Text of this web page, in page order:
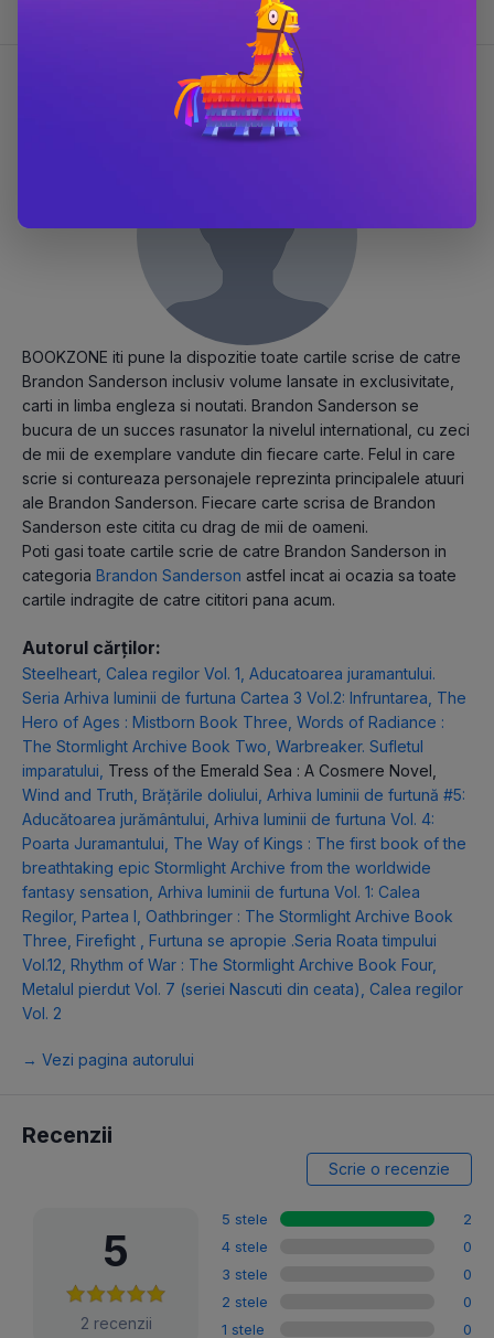
Despre Brandon Sanderson
BOOKZONE iti pune la dispozitie toate cartile scrise de catre
Brandon Sanderson inclusiv volume lansate in exclusivitate,
carti in limba engleza si noutati. Brandon Sanderson se
bucura de un succes rasunator la nivelul international, cu zeci
de mii de exemplare vandute din fiecare carte. Felul in care
scrie si contureaza personajele reprezinta principalele atuuri
ale Brandon Sanderson. Fiecare carte scrisa de Brandon
Sanderson este citita cu drag de mii de oameni.
Poti gasi toate cartile scrie de catre Brandon Sanderson in
categoria Brandon Sanderson astfel incat ai ocazia sa toate
cartile indragite de catre cititori pana acum.
Autorul cărților:
Steelheart Calea regilor Vol. 1 Aducatoarea juramantului.
Seria Arhiva luminii de furtuna Cartea 3 Vol.2: Infruntarea The
Hero of Ages : Mistborn Book Three Words of Radiance :
The Stormlight Archive Book Two Warbreaker. Sufletul
imparatului Tress of the Emerald Sea : A Cosmere Novel
Wind and Truth Brățările doliului Arhiva luminii de furtună #5:
Aducătoarea jurământului Arhiva luminii de furtuna Vol. 4:
Poarta Juramantului The Way of Kings : The first book of the
breathtaking epic Stormlight Archive from the worldwide
fantasy sensation Arhiva luminii de furtuna Vol. 1: Calea
Regilor, Partea I Oathbringer : The Stormlight Archive Book
Three Firefight
Furtuna se apropie .Seria Roata timpului
Vol.12 Rhythm of War : The Stormlight Archive Book Four,
Metalul pierdut Vol. 7 (seriei Nascuti din ceata) Calea regilor
Vol. 2
→ Vezi pagina autorului
Recenzii
Scrie o recenzie
5
2 recenzii
5 stele
2
4 stele
0
3 stele
0
2 stele
0
1 stele
0